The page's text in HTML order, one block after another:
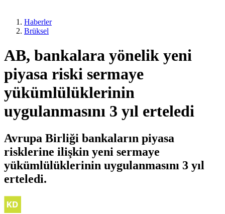
Haberler
Brüksel
AB, bankalara yönelik yeni
piyasa riski sermaye
yükümlülüklerinin
uygulanmasını 3 yıl erteledi
Avrupa Birliği bankaların piyasa
risklerine ilişkin yeni sermaye
yükümlülüklerinin uygulanmasını 3 yıl
erteledi.